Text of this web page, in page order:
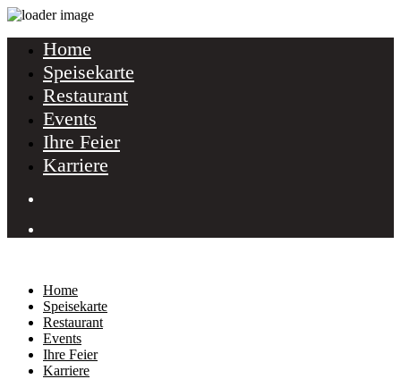
Home
Speisekarte
Restaurant
Events
Ihre Feier
Karriere
Home
Speisekarte
Restaurant
Events
Ihre Feier
Karriere